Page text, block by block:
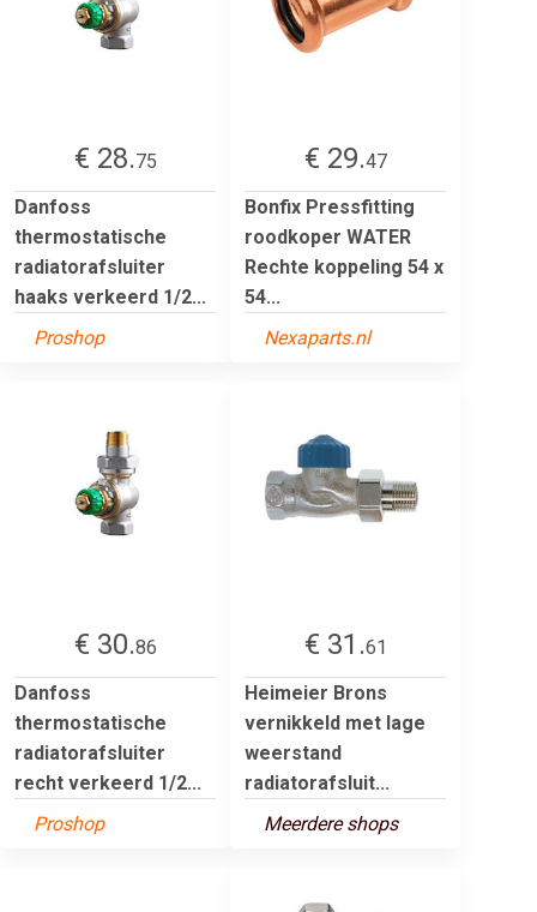
€ 28.75
Danfoss
thermostatische
radiatorafsluiter
haaks verkeerd 1/2...
Proshop
€ 29.47
Bonfix Pressfitting
roodkoper WATER
Rechte koppeling 54 x
54...
Nexaparts.nl
€ 30.86
Danfoss
thermostatische
radiatorafsluiter
recht verkeerd 1/2...
Proshop
€ 31.61
Heimeier Brons
vernikkeld met lage
weerstand
radiatorafsluit...
Meerdere shops